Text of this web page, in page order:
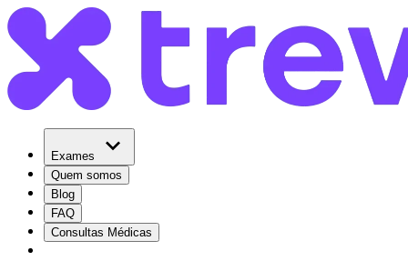
Exames
Quem somos
Blog
FAQ
Consultas Médicas